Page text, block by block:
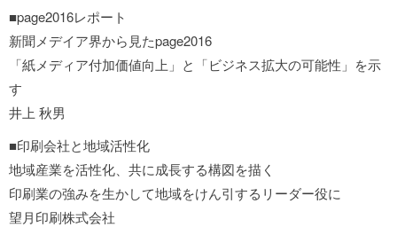
■page2016レポート
新聞メデイア界から見たpage2016
「紙メディア付加価値向上」と「ビジネス拡大の可能性」を示
す
井上 秋男
■印刷会社と地域活性化
地域産業を活性化、共に成長する構図を描く
印刷業の強みを生かして地域をけん引するリーダー役に
望月印刷株式会社